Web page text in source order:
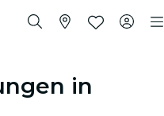
in